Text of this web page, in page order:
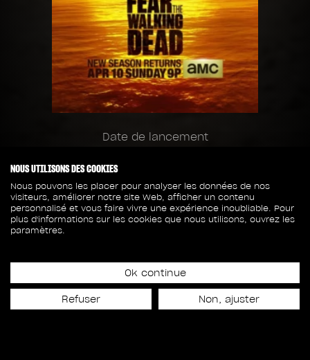
Date de lancement
54 22
4
ASSETS
NOUS UTILISONS DES COOKIES
Nous pouvons les placer pour analyser les données de nos
visiteurs, améliorer notre site Web, afficher un contenu
personnalisé et vous faire vivre une expérience inoubliable. Pour
plus d'informations sur les cookies que nous utilisons, ouvrez les
paramètres.
Ok continue
Refuser Non, ajuster